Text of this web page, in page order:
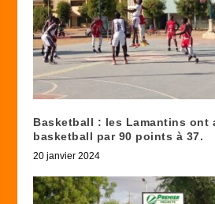
Basketball : les Lamantins ont
basketball par 90 points à 37.
20 janvier 2024